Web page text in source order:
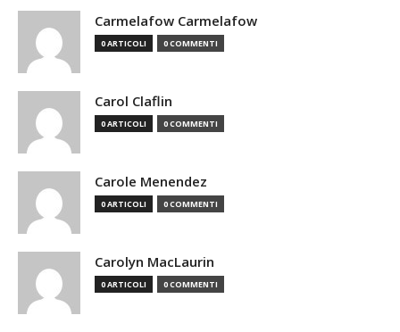
Carmelafow Carmelafow
0 ARTICOLI 0 COMMENTI
Carol Claflin
0 ARTICOLI 0 COMMENTI
Carole Menendez
0 ARTICOLI 0 COMMENTI
Carolyn MacLaurin
0 ARTICOLI 0 COMMENTI